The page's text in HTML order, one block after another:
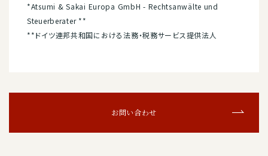
*Atsumi & Sakai Europa GmbH - Rechtsanwälte und
Steuerberater **
**ドイツ連邦共和国における法務・税務サービス提供法人
お問い合わせ